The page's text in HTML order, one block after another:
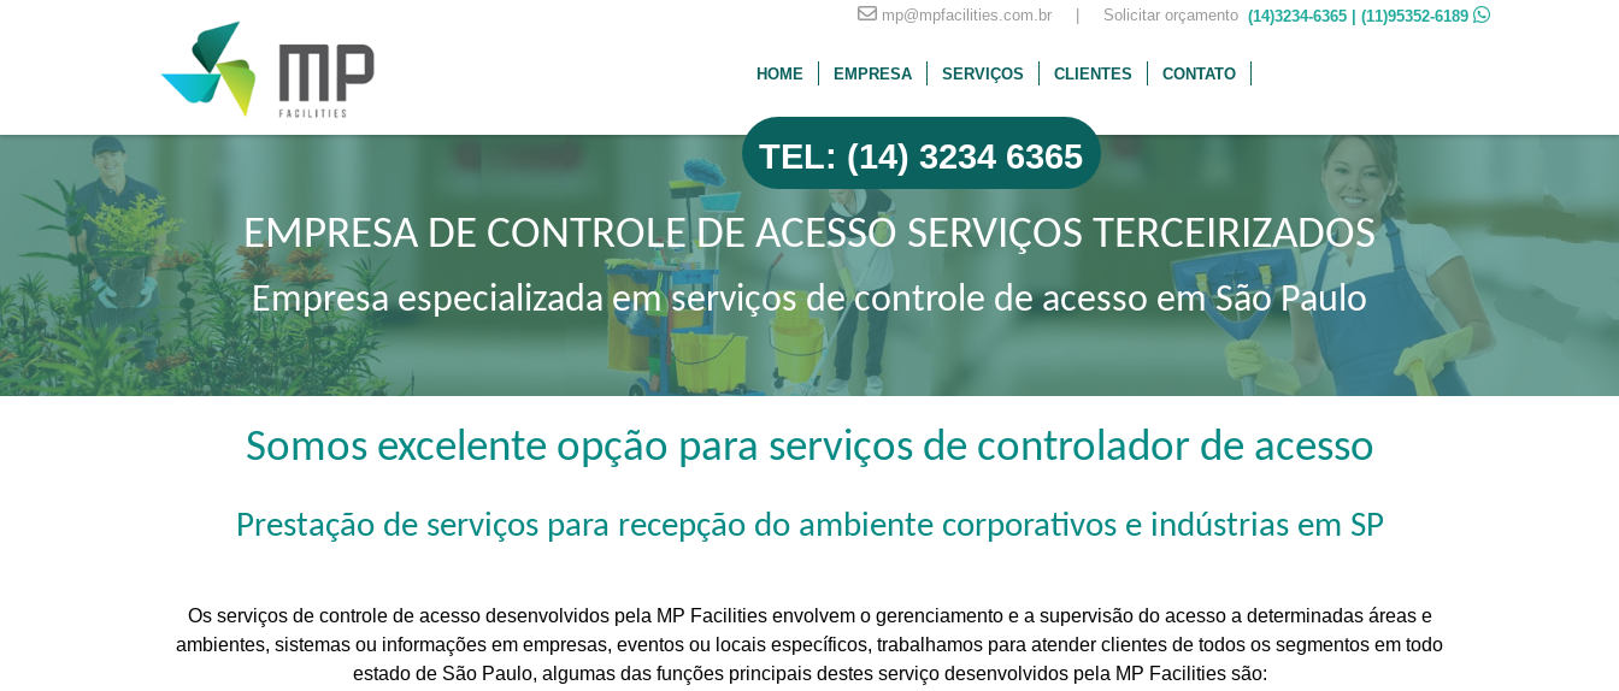
(14)3234-6365 | (11)95352-6189
mp@mpfacilities.com.br | Solicitar orçamento
HOME EMPRESA SERVIÇOS CLIENTES CONTATO
TEL: (14) 3234 6365
EMPRESA DE CONTROLE DE ACESSO SERVIÇOS TERCEIRIZADOS
Empresa especializada em serviços de controle de acesso em São Paulo
Somos excelente opção para serviços de controlador de acesso
Prestação de serviços para recepção do ambiente corporativos e indústrias em SP
Os serviços de controle de acesso desenvolvidos pela MP Facilities envolvem o gerenciamento e a supervisão do acesso a determinadas áreas e
ambientes, sistemas ou informações em empresas, eventos ou locais específicos, trabalhamos para atender clientes de todos os segmentos em todo
estado de São Paulo, algumas das funções principais destes serviço desenvolvidos pela MP Facilities são: